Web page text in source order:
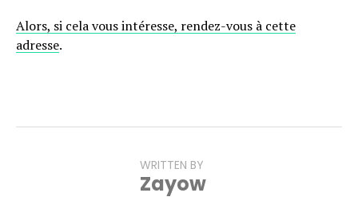
Alors, si cela vous intéresse, rendez-vous à cette
adresse.
WRITTEN BY
Zayow